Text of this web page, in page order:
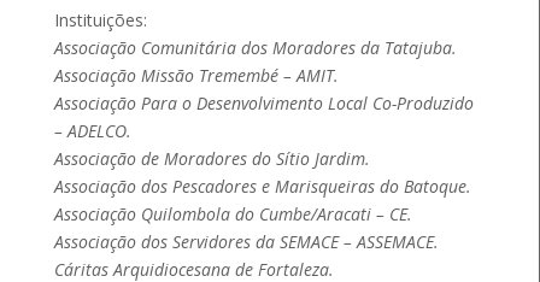
Instituições:
Associação Comunitária dos Moradores da Tatajuba.
Associação Missão Tremembé – AMIT.
Associação Para o Desenvolvimento Local Co-Produzido
– ADELCO.
Associação de Moradores do Sítio Jardim.
Associação dos Pescadores e Marisqueiras do Batoque.
Associação Quilombola do Cumbe/Aracati – CE.
Associação dos Servidores da SEMACE – ASSEMACE.
Cáritas Arquidiocesana de Fortaleza.